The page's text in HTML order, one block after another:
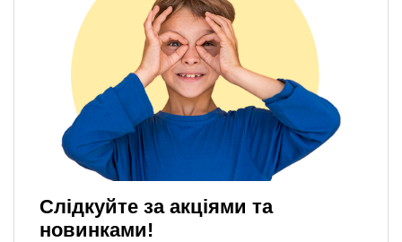
Слідкуйте за акціями та
новинками!